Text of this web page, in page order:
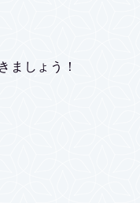
ましょう！